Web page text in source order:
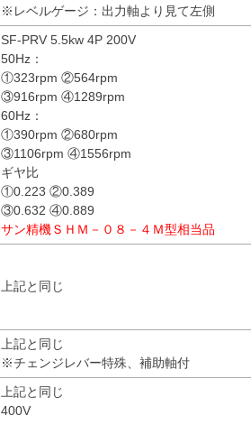
※レベルゲージ：出力軸より見て左側
SF-PRV 5.5kw 4P 200V
50Hz：
①323rpm ②564rpm
③916rpm ④1289rpm
60Hz：
①390rpm ②680rpm
③1106rpm ④1556rpm
ギヤ比
①0.223 ②0.389
③0.632 ④0.889
サン精機ＳＨＭ－０８－４Ｍ型相当品
上記と同じ
上記と同じ
※チェンジレバー特殊、補助軸付
上記と同じ
400V